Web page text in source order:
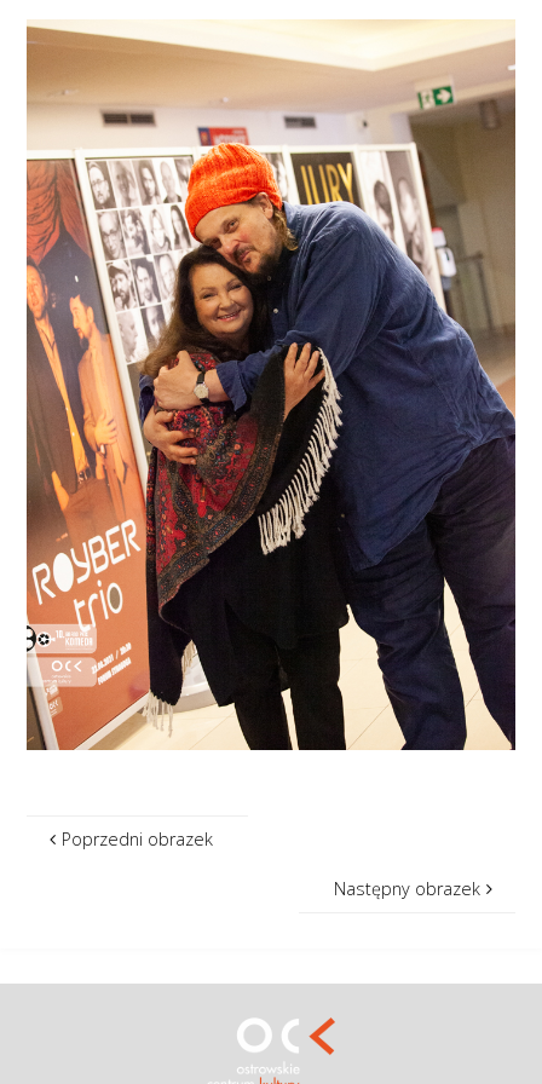
Poprzedni obrazek
Następny obrazek